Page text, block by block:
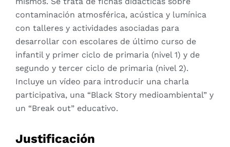
contaminación atmosférica, acústica y lumínica
con talleres y actividades asociadas para
desarrollar con escolares de último curso de
infantil y primer ciclo de primaria (nivel 1) y de
segundo y tercer ciclo de primaria (nivel 2).
Incluye un vídeo para introducir una charla
participativa, una “Black Story medioambiental” y
un “Break out” educativo.
Justificación